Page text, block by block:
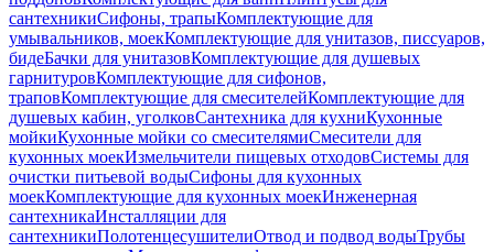
сантехникиСифоны, трапыКомплектующие для
умывальников, моекКомплектующие для унитазов, писсуаров,
бидеБачки для унитазовКомплектующие для душевых
гарнитуровКомплектующие для сифонов,
траповКомплектующие для смесителейКомплектующие для
душевых кабин, уголковСантехника для кухниКухонные
мойкиКухонные мойки со смесителямиСмесители для
кухонных моекИзмельчители пищевых отходовСистемы для
очистки питьевой водыСифоны для кухонных
моекКомплектующие для кухонных моекИнженерная
сантехникаИнсталляции для
сантехникиПолотенцесушителиОтвод и подвод водыТрубы